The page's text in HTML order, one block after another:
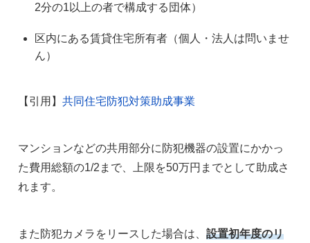
2分の1以上の者で構成する団体）
区内にある賃貸住宅所有者（個人・法人は問いませ
ん）
【引用】共同住宅防犯対策助成事業
マンションなどの共用部分に防犯機器の設置にかかっ
た費用総額の1/2まで、上限を50万円までとして助成さ
れます。
また防犯カメラをリースした場合は、設置初年度のリ